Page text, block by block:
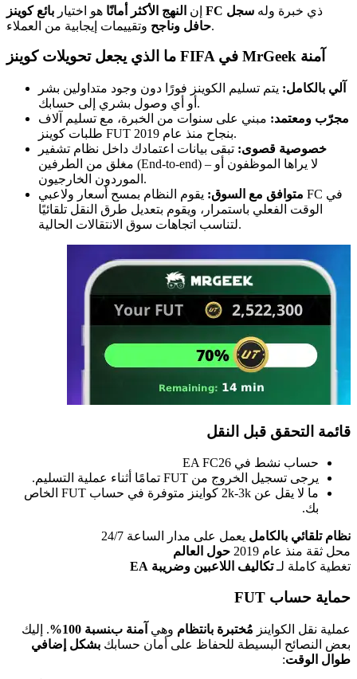
إن النهج الأكثر أمانًا هو اختيار بائع كوينز FC ذي خبرة وله سجل
حافل وناجحوتقييمات إيجابية من العملاء.
ما الذي يجعل تحويلات كوينز FIFA في MrGeek آمنة
آلي بالكامل: يتم تسليم الكوينز فورًا دون وجود متداولين بشر
أو أي وصول بشري إلى حسابك.
مجرّب ومعتمد: مبني على سنوات من الخبرة، مع تسليم آلاف
طلبات كوينز FUT بنجاح منذ عام 2019.
خصوصية قصوى: تبقى بيانات اعتمادك داخل نظام تشفير
مغلق من الطرفين (End-to-end) – لا يراها الموظفون أو
الموردون الخارجيون.
متوافق مع السوق: يقوم النظام بمسح أسعار ولاعبي FC في
الوقت الفعلي باستمرار، ويقوم بتعديل طرق النقل تلقائيًا
لتناسب اتجاهات سوق الانتقالات الحالية.
قائمة التحقق قبل النقل
حساب نشط في EA FC26
يرجى تسجيل الخروج من FUT تمامًا أثناء عملية التسليم.
ما لا يقل عن 2k-3k كواينز متوفرة في حساب FUT الخاص
بك.
نظام تلقائي بالكامل يعمل على مدار الساعة 24/7
محل ثقة منذ عام 2019
حول العالم
تغطية كاملة لـتكاليف اللاعبين وضريبة EA
حماية حساب FUT
عملية نقل الكواينز مُختبرة بانتظام وهي آمنة بنسبة 100%
. إليك
بعض النصائح البسيطة للحفاظ على أمان حسابك بشكل إضافي
طوال الوقت: